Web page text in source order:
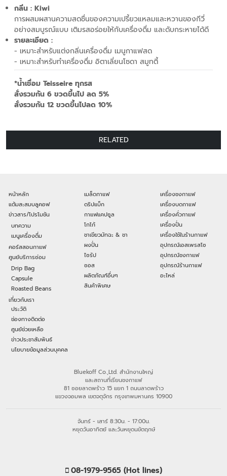
กลิ่น : Kiwi
การผสมผสานความสดชื่นของความเปรี้ยวแหลมและหวานของกีวี่
อย่างสมบูรณ์แบบ เติมรสอร่อยให้กับเครื่องดื่ม และดับกระหายได้ดี
รายละเอียด :
- เหมาะสำหรับแต่งกลิ่นเครื่องดื่ม เมนูกาแฟสด
- เหมาะสำหรับทำเครื่องดื่ม อิตาเลี่ยนโซดา สมูทตี้
*น้ำเชื่อม Teisseire ทุกรส
สั่งรวมกัน 6 ขวดขึ้นไป ลด 5%
สั่งรวมกัน 12 ขวดขึ้นไปลด 10%
RELATED
หน้าหลัก
แต้มสะสมบลูคอฟ
ข่าวสาร/โปรโมชัน
บทความ
เมนูเครื่องดื่ม
คอร์สสอนกาแฟ
ศูนย์บริการซ่อม
Drip Bag
Capsule
Roasted Beans
เกี่ยวกับเรา
ประวัติ
ช่องทางติดต่อ
ศูนย์ช่วยเหลือ
ข่าวประชาสัมพันธ์
นโยบายข้อมูลส่วนบุคคล
เมล็ดกาแฟ
ดริปแบ็ก
กาแฟแคปซูล
โกโก้
ชาเขียวมัทฉะ & ชา
ผงปั่น
ไซรัป
ซอส
ผลิตภัณฑ์อื่นๆ
สินค้าพิเศษ
เครื่องชงกาแฟ
เครื่องบดกาแฟ
เครื่องคั่วกาแฟ
เครื่องปั่น
เครื่องใช้ในร้านกาแฟ
อุปกรณ์เอสเพรสโซ
อุปกรณ์ชงกาแฟ
อุปกรณ์ร้านกาแฟ
อะไหล่
Bluekoff Co.,Ltd. สำนักงานใหญ่
และสถานที่เรียนชงกาแฟ
81 ซอยลาดพร้าว 15 แยก 1 ถนนลาดพร้าว
แขวงจอมพล เขตจตุจักร กรุงเทพมหานคร 10900
จันทร์ - เสาร์ 8:30น. - 17:00น.
หยุดวันอาทิตย์ และวันหยุดนขัตฤกษ์
08-1979-9565 (Hot lines)